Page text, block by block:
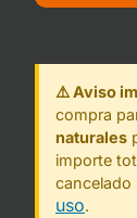
⚠️ Aviso
compra
naturales
importe
cancelado
uso.